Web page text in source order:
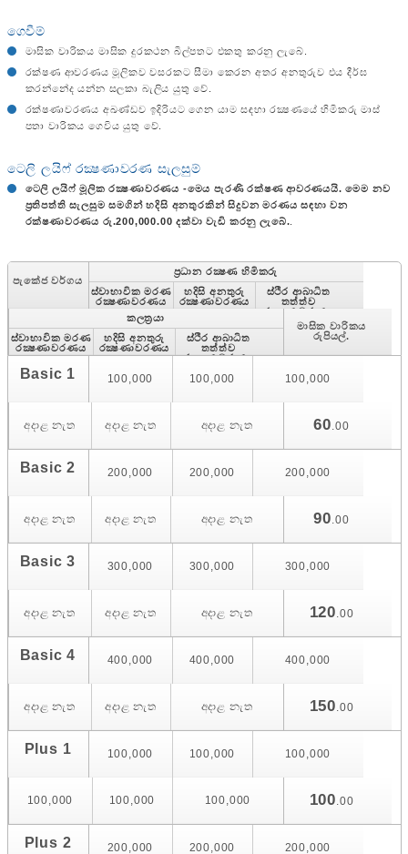
ගෙවීම්
මාසික වාරිකය මාසික දුරකථන බිල්පතට එකතු කරනු ලැබේ.
රක්ෂණ ආවරණය මූලිකව වසරකට සීමා කෙරන අතර අනතුරුව එය දීර්ඝ
කරන්නේද යන්න සලකා බැලිය යුතු වේ.
රක්ෂණාවරණය අඛණ්ඩව ඉදිරියට ගෙන යාම සඳහා රක්‍ෂණයේ හිමිකරු මාස්
පතා වාරිකය ගෙවිය යුතු වේ.
ටෙලි ලයිෆ් රක්‍ෂණාවරණ සැලසුම්
ටෙලි ලයිෆ් මූලික රක්‍ෂණාවරණය -මෙය පැරණි රක්ෂණ ආවරණයයි. මෙම නව
ප‍්‍රතිපත්ති සැලසුම සමගින් හදිසි අනතුරකින් සිදුවන මරණය සඳහා වන
රක්ෂණාවරණය රු.200,000.00 දක්වා වැඩි කරනු ලැබේ.
පැකේජ වර්ගය
ප‍්‍රධාන රක්‍ෂණ හිමිකරු
ස්වාභාවික මරණ
රක්‍ෂණාවරණය
හදිසි අනතුරු
රක්‍ෂණාවරණය
ස්ථිර ආබාධිත
තත්ත්ව
රක්‍ෂණාවරණය
කලත‍්‍රයා
ස්වාභාවික මරණ
රක්‍ෂණාවරණය
හදිසි අනතුරු
රක්‍ෂණාවරණය
ස්ථිර ආබාධිත
තත්ත්ව
රක්‍ෂණාවරණය
මාසික වාරිකය
රුපියල්.
Basic 1 100,000 100,000 100,000
අදාළ නැත අදාළ නැත අදාළ නැත 60.00
Basic 2 200,000 200,000 200,000
අදාළ නැත අදාළ නැත අදාළ නැත 90.00
Basic 3 300,000 300,000 300,000
අදාළ නැත අදාළ නැත අදාළ නැත 120.00
Basic 4 400,000 400,000 400,000
අදාළ නැත අදාළ නැත අදාළ නැත 150.00
Plus 1 100,000 100,000 100,000
100,000 100,000 100,000 100.00
Plus 2 200,000 200,000 200,000